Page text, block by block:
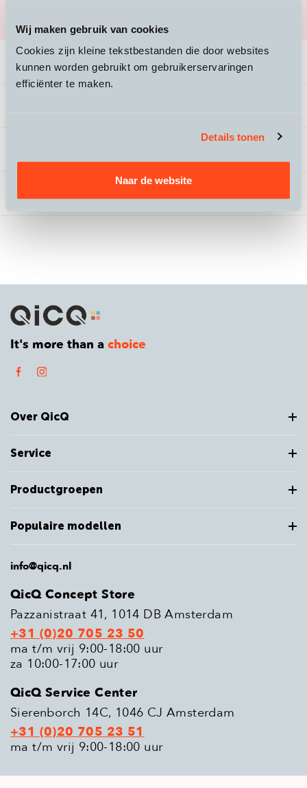
Wij maken gebruik van cookies
Cookies zijn kleine tekstbestanden die door websites
kunnen worden gebruikt om gebruikerservaringen
efficiënter te maken.
Details tonen
Naar de website
Productomschrijving
It's more than a choice
Over QicQ
Service
Productgroepen
Populaire modellen
info@qicq.nl
QicQ Concept Store
Pazzanistraat 41, 1014 DB Amsterdam
+31 (0)20 705 23 50
ma t/m vrij 9:00-18:00 uur
za 10:00-17:00 uur
QicQ Service Center
Sierenborch 14C, 1046 CJ Amsterdam
+31 (0)20 705 23 51
ma t/m vrij 9:00-18:00 uur